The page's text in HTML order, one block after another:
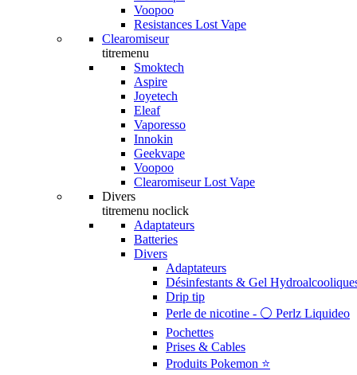
Voopoo
Resistances Lost Vape
Clearomiseur
titremenu
Smoktech
Aspire
Joyetech
Eleaf
Vaporesso
Innokin
Geekvape
Voopoo
Clearomiseur Lost Vape
Divers
titremenu noclick
Adaptateurs
Batteries
Divers
Adaptateurs
Désinfestants & Gel
Drip tip
Perle de nicotine - ⚪️ Perlz Liquideo
Pochettes
Prises & Cables
Produits Pokemon ⭐️